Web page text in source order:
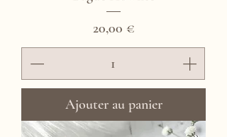
Prix
20,00 €
Ajouter au panier